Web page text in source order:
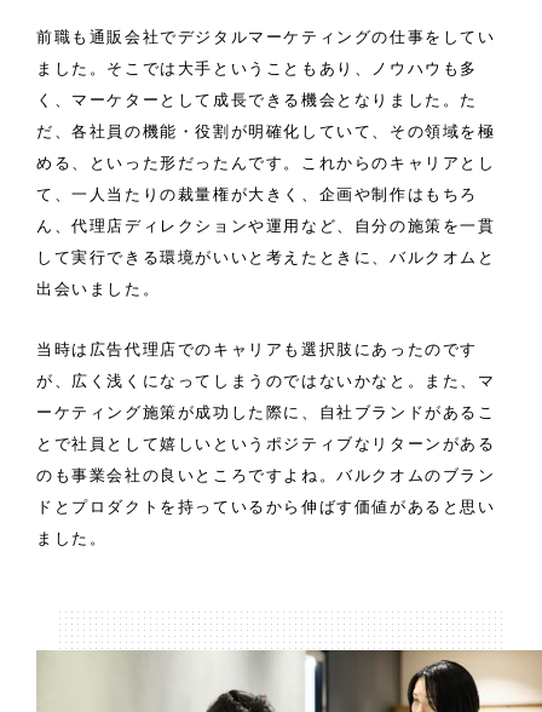
前職も通販会社でデジタルマーケティングの仕事をしてい
ました。そこでは大手ということもあり、ノウハウも多
く、マーケターとして成長できる機会となりました。た
だ、各社員の機能・役割が明確化していて、その領域を極
める、といった形だったんです。これからのキャリアとし
て、一人当たりの裁量権が大きく、企画や制作はもちろ
ん、代理店ディレクションや運用など、自分の施策を一貫
して実行できる環境がいいと考えたときに、バルクオムと
出会いました。
当時は広告代理店でのキャリアも選択肢にあったのです
が、広く浅くになってしまうのではないかなと。また、マ
ーケティング施策が成功した際に、自社ブランドがあるこ
とで社員として嬉しいというポジティブなリターンがある
のも事業会社の良いところですよね。バルクオムのブラン
ドとプロダクトを持っているから伸ばす価値があると思い
ました。